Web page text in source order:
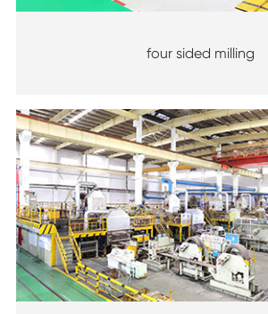
four sided milling